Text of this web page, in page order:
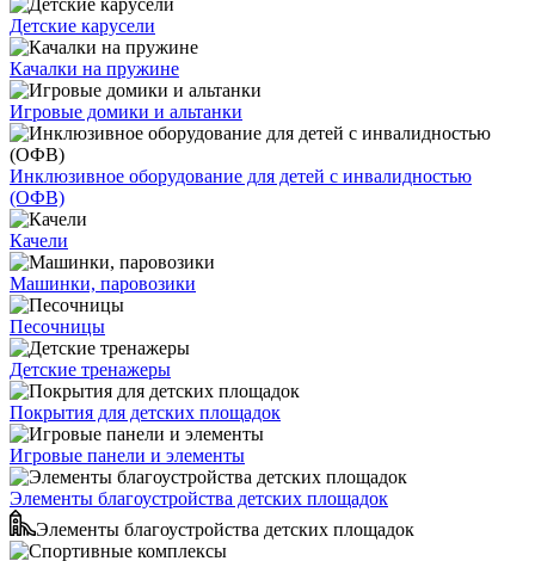
Детские карусели
Качалки на пружине
Игровые домики и альтанки
Инклюзивное оборудование для детей с инвалидностью
(ОФВ)
Качели
Машинки, паровозики
Песочницы
Детские тренажеры
Покрытия для детских площадок
Игровые панели и элементы
Элементы благоустройства детских площадок
Элементы благоустройства детских площадок